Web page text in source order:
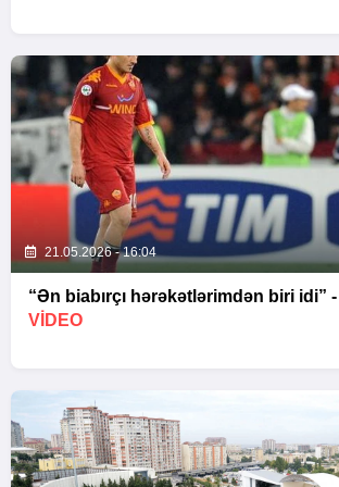
21.05.2026 - 16:04
“Ən biabırçı hərəkətlərimdən biri idi” -
VİDEO